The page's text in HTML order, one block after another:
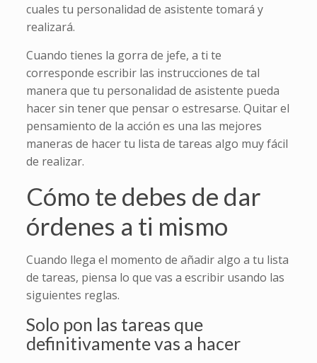
cuales tu personalidad de asistente tomará y
realizará.
Cuando tienes la gorra de jefe, a ti te
corresponde escribir las instrucciones de tal
manera que tu personalidad de asistente pueda
hacer sin tener que pensar o estresarse. Quitar el
pensamiento de la acción es una las mejores
maneras de hacer tu lista de tareas algo muy fácil
de realizar.
Cómo te debes de dar
órdenes a ti mismo
Cuando llega el momento de añadir algo a tu lista
de tareas, piensa lo que vas a escribir usando las
siguientes reglas.
Solo pon las tareas que
definitivamente vas a hacer